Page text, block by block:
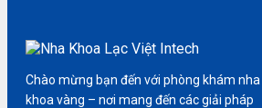
Chào mừng bạn đến với phòng khám nha
khoa vàng – nơi mang đến các giải pháp